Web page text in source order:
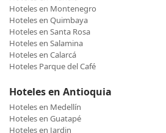
Hoteles en Montenegro
Hoteles en Quimbaya
Hoteles en Santa Rosa
Hoteles en Salamina
Hoteles en Calarcá
Hoteles Parque del Café
Hoteles en Antioquia
Hoteles en Medellín
Hoteles en Guatapé
Hoteles en Jardin